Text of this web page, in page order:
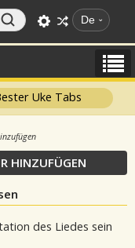
De
Uke Tabs
HINZUFÜGEN
des Liedes sein